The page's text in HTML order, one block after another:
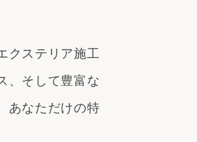
クステリア施工
、そして豊富な
あなただけの特